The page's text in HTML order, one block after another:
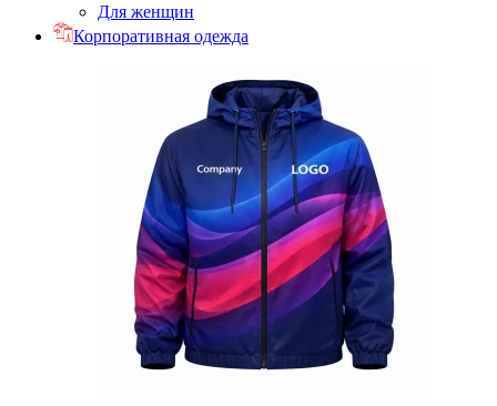
Для женщин
Корпоративная одежда